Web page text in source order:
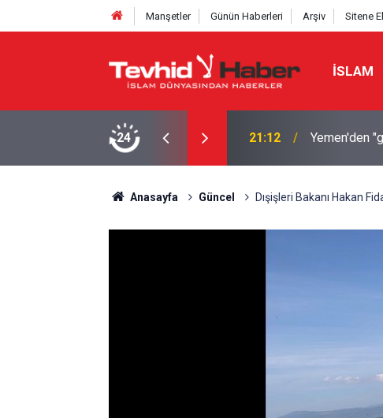
Manşetler Günün Haberleri Arşiv Sitene
İSLAM
24
FATIMA MUTFAĞI’NDAN YENİ
21:12 Yemen'den
Anasayfa Güncel Dışişleri Bakanı Hakan